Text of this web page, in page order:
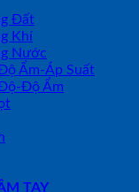
Đất
Khí
Nước
Ẩm-Áp Suất
Độ Ẩm
TAY